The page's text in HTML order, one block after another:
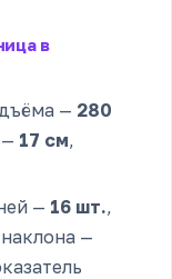
в
— 280
17 см,
— 16 шт.,
—